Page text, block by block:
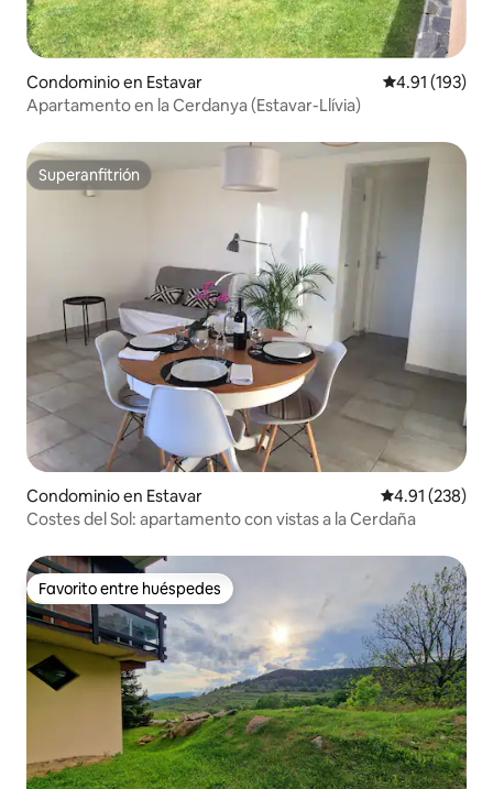
Condominio en Estavar Calificación
4.91 (193)
Apartamento en la Cerdanya (Estavar-Llívia)
Superanfitrión
Superanfitrión
Condominio en Estavar Calificación
4.91 (238)
Costes del Sol: apartamento con vistas a la Cerdaña
Favorito entre huéspedes
Favorito entre huéspedes